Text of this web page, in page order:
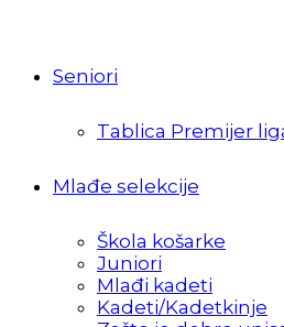
Seniori
Tablica Premijer
Mlađe selekcije
Škola košarke
Juniori
Mlađi kadeti
Kadeti/Kadetkinje